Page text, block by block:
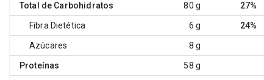
Total de Carbohidratos 80 g 27%
Fibra Dietética 6 g 24%
Azúcares 8 g
Proteínas 58 g